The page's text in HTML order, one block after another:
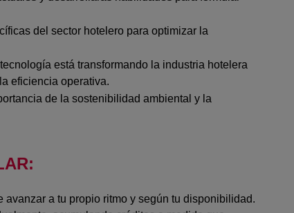
con
del sector hotelero para optimizar la
está transformando la industria hotelera
eficiencia operativa.
de la sostenibilidad ambiental y la
avanzar a tu propio ritmo y según tu disponibilidad.